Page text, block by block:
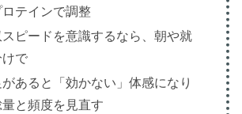
テインで調整
スピードを意識するなら、朝や就
で
あると「効かない」体感になり
と頻度を見直す